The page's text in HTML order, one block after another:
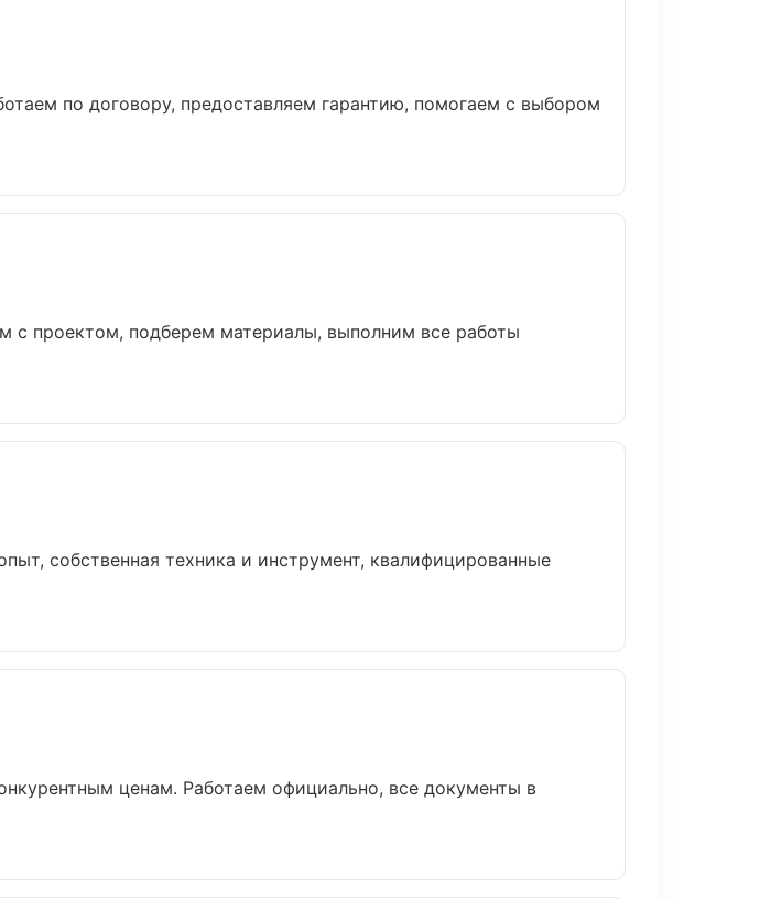
по договору, предоставляем гарантию, помогаем с выбором
проектом, подберем материалы, выполним все работы
собственная техника и инструмент, квалифицированные
ценам. Работаем официально, все документы в